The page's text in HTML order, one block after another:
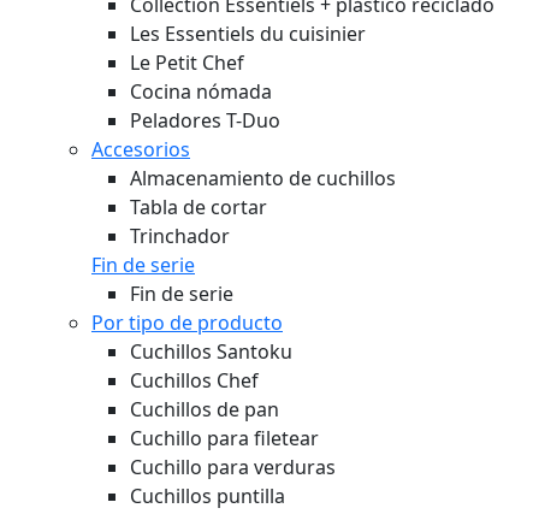
Les Essentiels du cuisinier
Le Petit Chef
Cocina nómada
Peladores T-Duo
Accesorios
Almacenamiento de cuchillos
Tabla de cortar
Trinchador
Fin de serie
Fin de serie
Por tipo de producto
Cuchillos Santoku
Cuchillos Chef
Cuchillos de pan
Cuchillo para filetear
Cuchillo para verduras
Cuchillos puntilla